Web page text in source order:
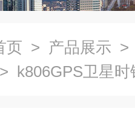
页 > 产品展示
> k806GPS卫星